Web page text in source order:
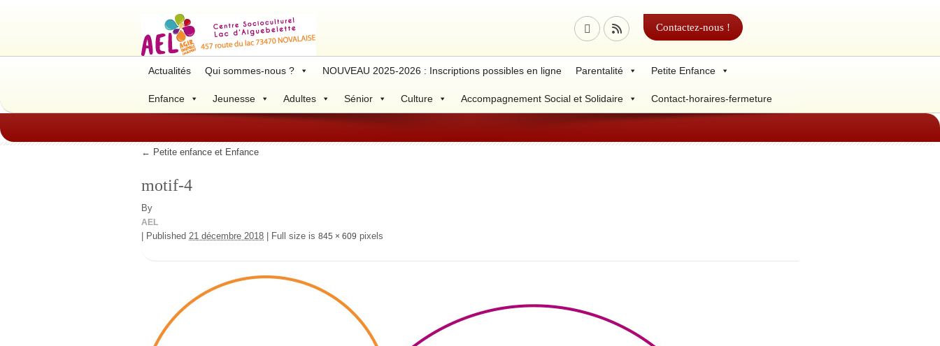
Contactez-nous !
Actualités Qui sommes-nous ? NOUVEAU 2025-2026 : Inscriptions possibles en ligne Parentalité Petite Enfance
Enfance Jeunesse Adultes Sénior Culture Accompagnement Social et Solidaire Contact-horaires-fermeture
← Petite enfance et Enfance
motif-4
By
AEL
Published 21 décembre 2018 Full size is 845 × 609 pixels